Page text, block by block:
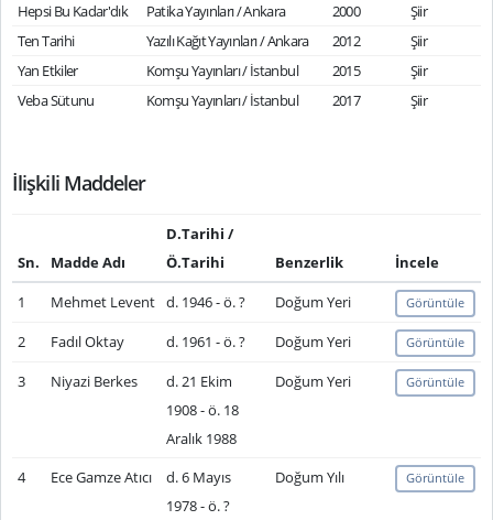
Hepsi Bu Kadar'dık
Patika Yayınları / Ankara 2000
Şiir
Ten Tarihi
Yazılı Kağıt Yayınları / Ankara 2012
Şiir
Yan Etkiler
Komşu Yayınları / İstanbul 2015
Şiir
Veba Sütunu
Komşu Yayınları / İstanbul 2017 Şiir
İlişkili Maddeler
Sn. Madde Adı
D.Tarihi /
Ö.Tarihi
Benzerlik
İncele
1
Mehmet Levent d. 1946 - ö. ? Doğum Yeri Görüntüle
2 Fadıl Oktay d. 1961 - ö. ? Doğum Yeri Görüntüle
3 Niyazi Berkes
d. 21 Ekim
1908 - ö. 18
Aralık 1988
Doğum Yeri Görüntüle
4 Ece Gamze Atıcı
d. 6 Mayıs
1978 - ö. ?
Doğum Yılı Görüntüle